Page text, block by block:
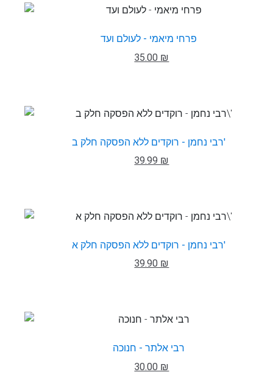
פרחי מיאמי - לעולם ועד
35.00 ₪
רבי נחמן - רוקדים ללא הפסקה חלק ב'
39.99 ₪
רבי נחמן - רוקדים ללא הפסקה חלק א'
39.90 ₪
רבי אלתר - חנוכה
30.00 ₪